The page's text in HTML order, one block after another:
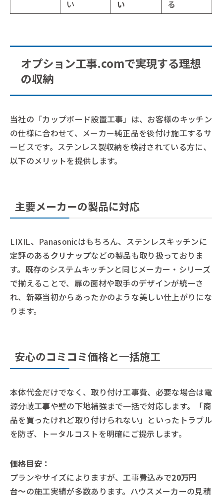
い
い
る
オプション工事.comで実現する理想
の収納
当社の「カップボード設置工事」は、お客様のキッチン
の仕様に合わせて、メーカー純正品を後付け施工するサ
ービスです。ステンレス製収納を検討されている方に、
以下のメリットを提供します。
主要メーカーの製品に対応
LIXIL、Panasonicはもちろん、ステンレスキッチンに
定評のあるクリナップなどの製品も取り扱っておりま
す。既存のシステムキッチンと同じメーカー・シリーズ
で揃えることで、扉の面材や取手のデザインが統一さ
れ、新築当初からあったかのような美しい仕上がりにな
ります。
安心のコミコミ価格と一括施工
本体代金だけでなく、取り付け工事費、必要な場合は電
源分岐工事や壁の下地補強まで一括で対応します。「商
品を買ったけれど取り付けられない」といったトラブル
を防ぎ、トータルコストを明確にご提示します。
価格目安：
プランやサイズによりますが、工事費込みで20万円
台〜の施工実績が多数あります。ハウスメーカーの見積